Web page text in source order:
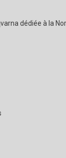
dédiée à la